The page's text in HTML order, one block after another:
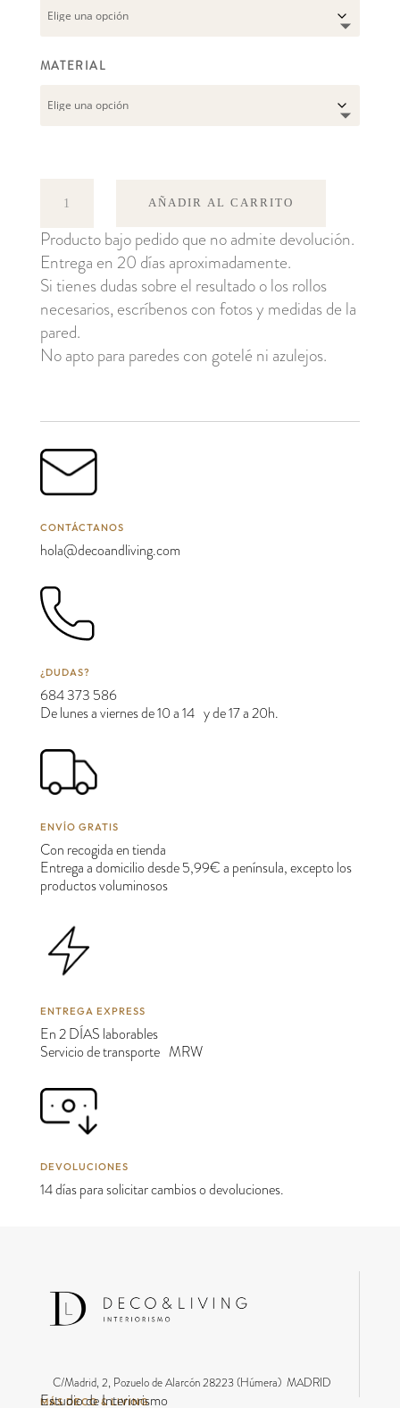
MATERIAL
AÑADIR AL CARRITO
Producto bajo pedido que no admite devolución.
Entrega en 20 días aproximadamente.
Si tienes dudas sobre el resultado o los rollos
necesarios, escríbenos con fotos y medidas de la
pared.
No apto para paredes con gotelé ni azulejos.
CONTÁCTANOS
hola@decoandliving.com
¿DUDAS?
684 373 586
De lunes a viernes de 10 a 14 y de 17 a 20h.
ENVÍO GRATIS
Con recogida en tienda
Entrega a domicilio desde 5,99€ a península, excepto los
productos voluminosos
ENTREGA EXPRESS
En 2 DÍAS laborables
Servicio de transporte MRW
DEVOLUCIONES
14 días para solicitar cambios o devoluciones.
C/Madrid, 2, Pozuelo de Alarcón 28223 (Húmera) MADRID
MÁS DECO & LIVING
Estudio de Interiorismo